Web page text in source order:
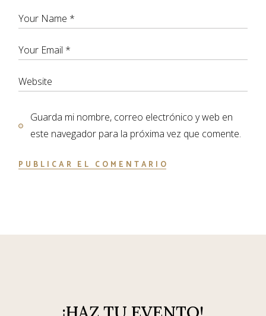
Guarda mi nombre, correo electrónico y web en
este navegador para la próxima vez que comente.
PUBLICAR EL COMENTARIO